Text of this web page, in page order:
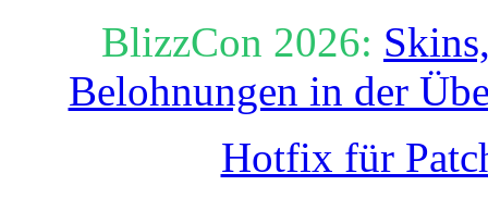
BlizzCon 2026:
Belohnungen in der
Hotfix für